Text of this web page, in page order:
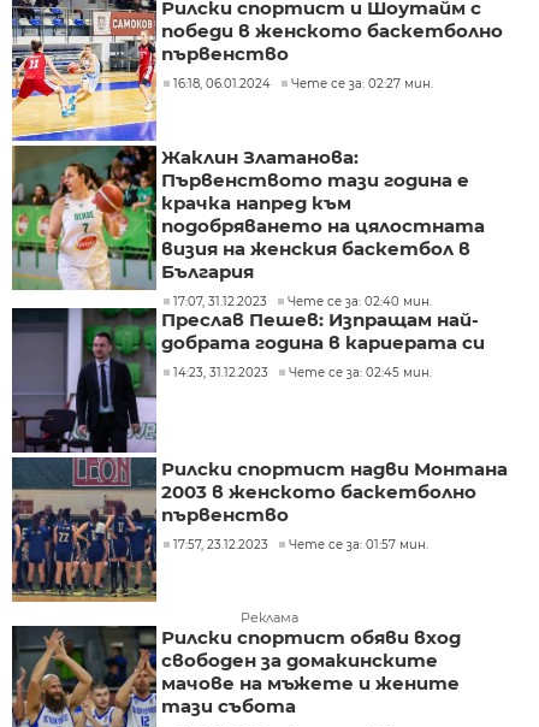
Рилски спортист и Шоутайм с
победи в женското баскетболно
първенство
16:18, 06.01.2024 Чете се за: 02:27 мин.
Жаклин Златанова:
Първенството тази година е
крачка напред към
подобряването на цялостната
визия на женския баскетбол в
България
17:07, 31.12.2023 Чете се за: 02:40 мин.
Преслав Пешев: Изпращам най-
добрата година в кариерата си
14:23, 31.12.2023 Чете се за: 02:45 мин.
Рилски спортист надви Монтана
2003 в женското баскетболно
първенство
17:57, 23.12.2023 Чете се за: 01:57 мин.
Реклама
Рилски спортист обяви вход
свободен за домакинските
мачове на мъжете и жените
тази събота